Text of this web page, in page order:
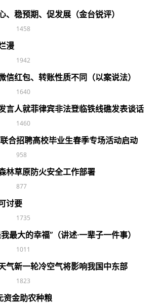
、稳预期、促发展（金台锐评）
1458
漫
1942
信红包、转账性质不同（以案说法）
1640
言人就菲律宾非法登临铁线礁发表谈话
1460
合招聘高校毕业生春季专场活动启动
958
林草原防火安全工作部署
877
讨要
1735
最大的幸福”（讲述·一辈子一件事）
1011
气新一轮冷空气将影响我国中东部
1823
资金助农种粮